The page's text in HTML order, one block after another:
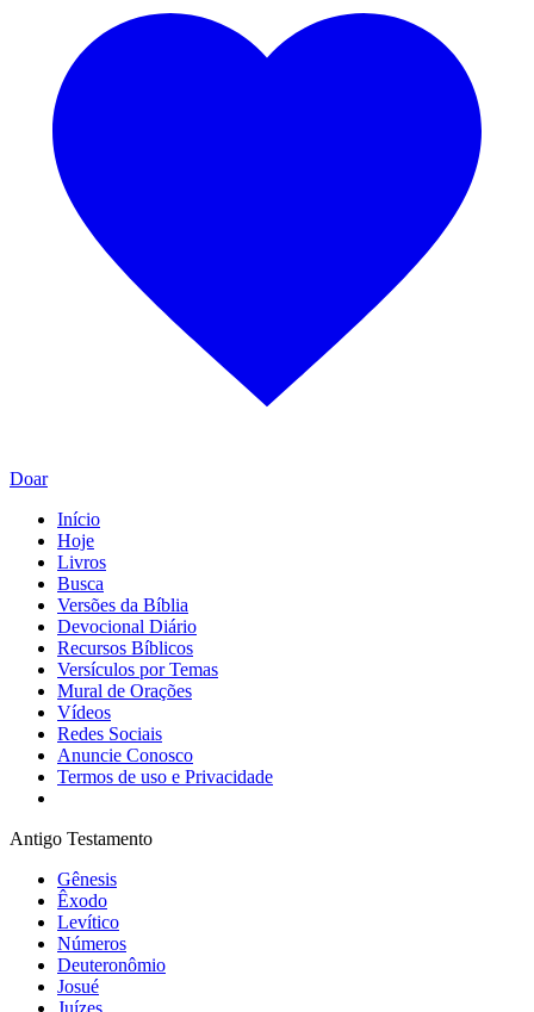
Doar
Início
Hoje
Livros
Busca
Versões da Bíblia
Devocional Diário
Recursos Bíblicos
Versículos por Temas
Mural de Orações
Vídeos
Redes Sociais
Anuncie Conosco
Termos de uso e Privacidade
Antigo Testamento
Gênesis
Êxodo
Levítico
Números
Deuteronômio
Josué